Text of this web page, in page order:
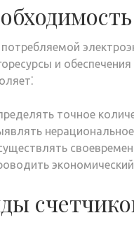
и
точное